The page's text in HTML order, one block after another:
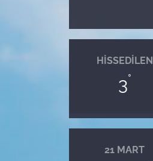
HISSEDILEN
3°
21 MART